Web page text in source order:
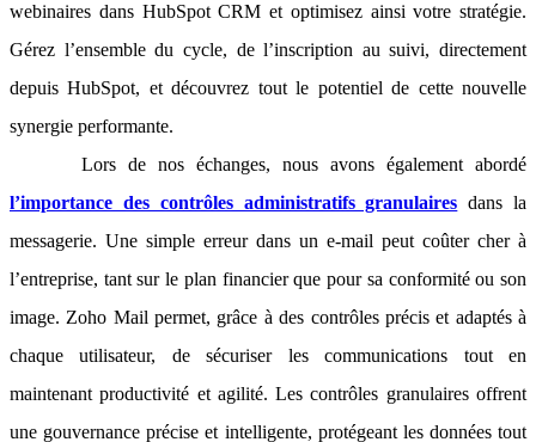
webinaires dans HubSpot CRM et optimisez ainsi votre stratégie.
Gérez l’ensemble du cycle, de l’inscription au suivi, directement
depuis HubSpot, et découvrez tout le potentiel de cette nouvelle
synergie performante.
Lors de nos échanges, nous avons également abordé
l’importance des contrôles administratifs granulaires dans la
messagerie. Une simple erreur dans un e-mail peut coûter cher à
l’entreprise, tant sur le plan financier que pour sa conformité ou son
image. Zoho Mail permet, grâce à des contrôles précis et adaptés à
chaque utilisateur, de sécuriser les communications tout en
maintenant productivité et agilité. Les contrôles granulaires offrent
une gouvernance précise et intelligente, protégeant les données tout